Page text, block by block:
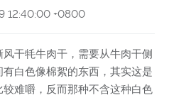
12:40:00 +0800
干牦牛肉干，需要从牛肉干侧
白色像棉絮的东西，其实这是
难嚼，反而那种不含这种白色